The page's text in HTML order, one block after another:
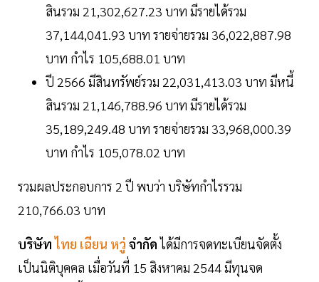
สินรวม 21,302,627.23 บาท มีรายได้รวม
37,144,041.93 บาท รายจ่ายรวม 36,022,887.98
บาท กำไร 105,688.01 บาท
ปี 2566 มีสินทรัพย์รวม 22,031,413.03 บาท มีหนี้
สินรวม 21,146,788.96 บาท มีรายได้รวม
35,189,249.48 บาท รายจ่ายรวม 33,968,000.39
บาท กำไร 105,078.02 บาท
รวมผลประกอบการ 2 ปี พบว่า บริษัทกำไรรวม
210,766.03 บาท
บริษัทไทย เฉียน หวู่ จำกัดได้มีการจดทะเบียนจัดตั้ง
เป็นนิติบุคคล เมื่อวันที่ 15 สิงหาคม 2544 มีทุนจด